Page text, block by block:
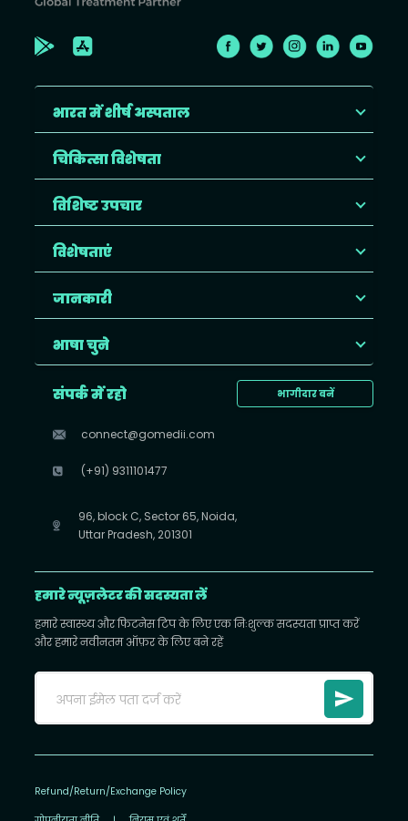
भारत में शीर्ष अस्पताल
चिकित्सा विशेषता
विशिष्ट उपचार
विशेषताएं
जानकारी
भाषा चुने
भागीदार बनें
संपर्क में रहो
connect@gomedii.com
(+91) 9311101477
96, block C, Sector 65, Noida,
Uttar Pradesh, 201301
हमारे न्यूज़लेटर की सदस्यता लें
हमारे स्वास्थ्य और फिटनेस टिप के लिए एक निःशुल्क सदस्यता प्राप्त करें
और हमारे नवीनतम ऑफ़र के लिए बने रहें
Refund/Return/Exchange Policy